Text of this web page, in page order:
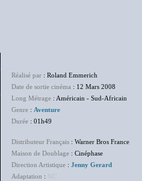
Réalisé par : Roland Emmerich
Date de sortie cinéma : 12 Mars 2008
Long Métrage : Américain - Sud-Africain
Genre : Aventure
Durée : 01h49
Distributeur Français : Warner Bros France
Maison de Doublage : Cinéphase
Direction Artistique : Jenny Gerard
Adaptation : NC